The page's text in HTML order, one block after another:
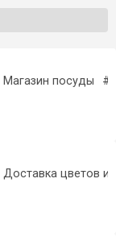
Магазин посуды
#2
Доставка цветов и